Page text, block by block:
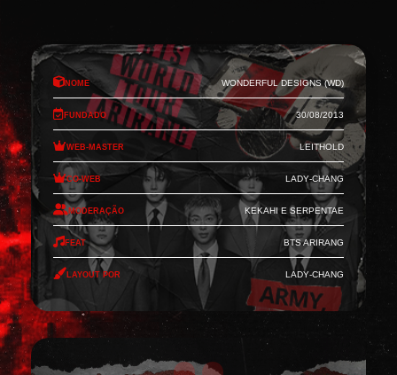
Nome Wonderful Designs (WD)
Fundado 30/08/2013
Web-Master Leithold
Co-Web Lady-Chang
Moderação Kekahi e Serpentae
Feat BTS Arirang
Layout por Lady-Chang